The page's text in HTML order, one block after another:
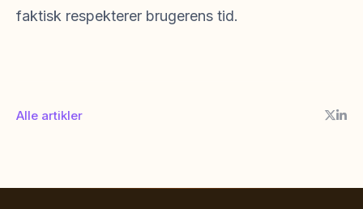
faktisk respekterer brugerens tid.
Alle artikler